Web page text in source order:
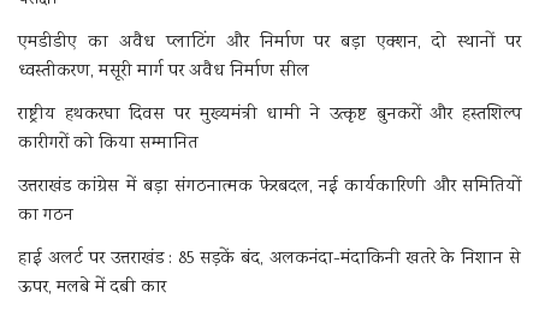
एमडीडीए का अवैध प्लाटिंग और निर्माण पर बड़ा एक्शन, दो स्थानों पर
ध्वस्तीकरण, मसूरी मार्ग पर अवैध निर्माण सील
राष्ट्रीय हथकरघा दिवस पर मुख्यमंत्री धामी ने उत्कृष्ट बुनकरों और हस्तशिल्प
कारीगरों को किया सम्मानित
उत्तराखंड कांग्रेस में बड़ा संगठनात्मक फेरबदल, नई कार्यकारिणी और समितियों
का गठन
हाई अलर्ट पर उत्तराखंड : 85 सड़कें बंद, अलकनंदा-मंदाकिनी खतरे के निशान से
ऊपर, मलबे में दबी कार